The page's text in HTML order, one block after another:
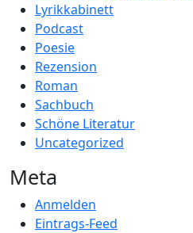
Lyrikkabinett
Podcast
Poesie
Rezension
Roman
Sachbuch
Schöne Literatur
Uncategorized
Meta
Anmelden
Eintrags-Feed